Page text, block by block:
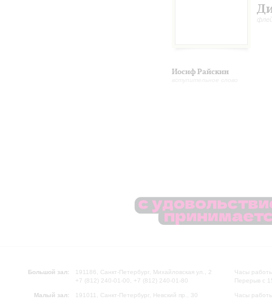
Иосиф Райскин
Большой зал:
191186, Санкт-Петербург, Михайловская ул., 2
+7 (812) 240-01-00, +7 (812) 240-01-80
Малый зал:
191011, Санкт-Петербург, Невский пр., 30
Часы
Перерыв с
Часы